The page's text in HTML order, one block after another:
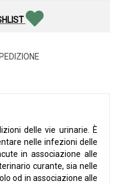
delle vie urinarie. È
nelle infezioni delle
in associazione alle
curante, sia nelle
od in associazione alle